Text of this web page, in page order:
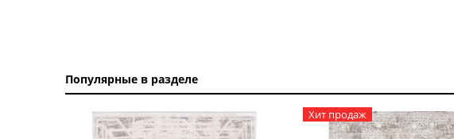
Популярные в разделе
Хит продаж